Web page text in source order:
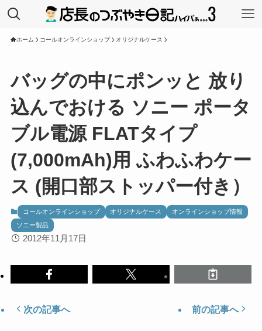
ホーム コールオンラインショップ オリジナルケース
バッグの中にポンッと 放り
込んでおける ソニー ポータ
ブル電源 FLATタイプ
(7,000mAh)用 ふわふわケー
ス (開口部ストッパー付き）
コールオンラインショップ オリジナルケース
オンラインショップ情報
ソニー製品
2012年11月17日
次の記事へ 前の記事へ